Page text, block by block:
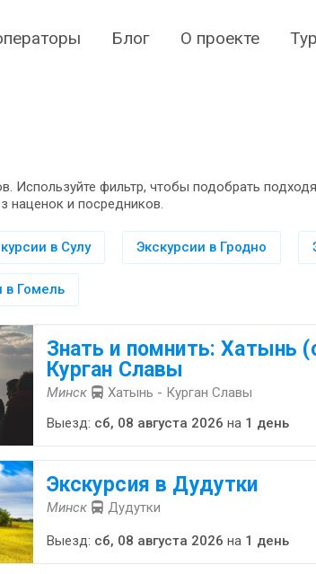
Блог О проекте
Используйте фильтр, чтобы подобрать
наценок и посредников.
в Сулу Экскурсии в Гродно
в Гомель
Знать и помнить: Хатынь
Курган Славы
Минск Хатынь - Курган Славы
Выезд: сб, 08 августа 2026 на 1 день
Экскурсия в Дудутки
Минск Дудутки
Выезд: сб, 08 августа 2026 на 1 день